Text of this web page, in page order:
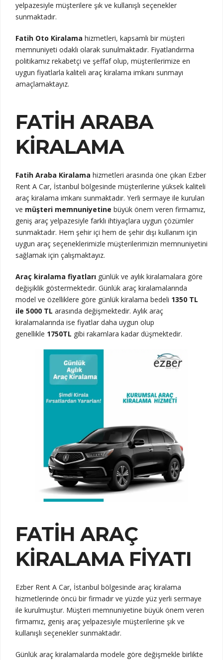
yelpazesiyle müşterilere şık ve kullanışlı seçenekler
sunmaktadır.
Fatih Oto Kiralama hizmetleri, kapsamlı bir müşteri
memnuniyeti odaklı olarak sunulmaktadır. Fiyatlandırma
politikamız rekabetçi ve şeffaf olup, müşterilerimize en
uygun fiyatlarla kaliteli araç kiralama imkanı sunmayı
amaçlamaktayız.
FATIH ARABA
KIRALAMA
Fatih Araba Kiralama hizmetleri arasında öne çıkan Ezber
Rent A Car, İstanbul bölgesinde müşterilerine yüksek kaliteli
araç kiralama imkanı sunmaktadır. Yerli sermaye ile kurulan
ve müşteri memnuniyetine büyük önem veren firmamız,
geniş araç yelpazesiyle farklı ihtiyaçlara uygun çözümler
sunmaktadır. Hem şehir içi hem de şehir dışı kullanım için
uygun araç seçeneklerimizle müşterilerimizin memnuniyetini
sağlamak için çalışmaktayız.
Araç kiralama fiyatları günlük ve aylık kiralamalara göre
değişiklik göstermektedir. Günlük araç kiralamalarında
model ve özelliklere göre günlük kiralama bedeli 1350 TL
ile 5000 TL arasında değişmektedir. Aylık araç
kiralamalarında ise fiyatlar daha uygun olup
genellikle 1750TL gibi rakamlara kadar düşmektedir.
FATIH ARAÇ
KIRALAMA FIYATI
Ezber Rent A Car, İstanbul bölgesinde araç kiralama
hizmetlerinde öncü bir firmadır ve yüzde yüz yerli sermaye
ile kurulmuştur. Müşteri memnuniyetine büyük önem veren
firmamız, geniş araç yelpazesiyle müşterilerine şık ve
kullanışlı seçenekler sunmaktadır.
Günlük araç kiralamalarda modele göre değişmekle birlikte